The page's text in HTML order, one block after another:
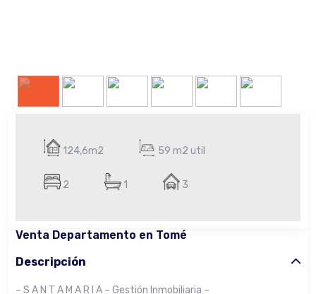
124,6m2 59 m2 util
2 1 3
Venta Departamento en Tomé
Descripción
– S A N T A M A R I A – Gestión Inmobiliaria –